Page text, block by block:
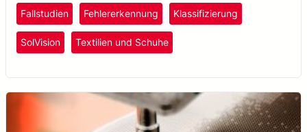
und präzise erkennt und so eine verbesserte
Qualitätskontrolle gewährleistet.
Fallstudien Fehlererkennung Klassifizierung
SolVision Textilien und Schuhe